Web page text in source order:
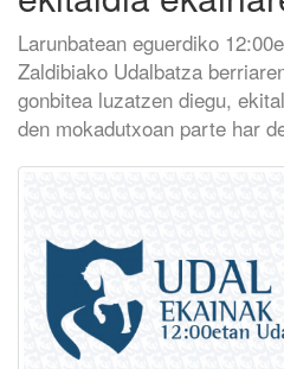
Larunbatean eguerdiko
Zaldibiako Udalbatza
gonbitea luzatzen diegu,
den mokadutxoan parte har